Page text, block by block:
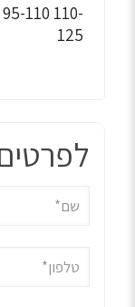
110 110-
125